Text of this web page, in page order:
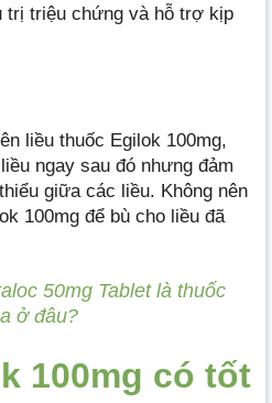
trị triệu chứng và hỗ trợ kịp
liều thuốc Egilok 100mg,
ngay sau đó nhưng đảm
giữa các liều. Không nên
100mg để bù cho liều đã
50mg Tablet là thuốc
ở đâu?
100mg có tốt